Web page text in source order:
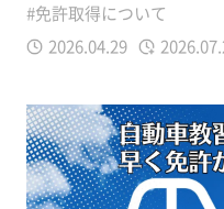
#免許取得について
2026.04.29